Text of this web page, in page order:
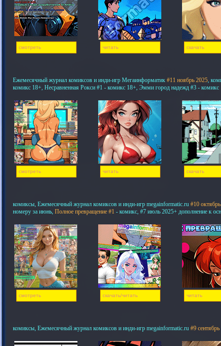
смотреть читать скачать
Ежемесячный журнал комиксов и инди-игр Мегаинформатик #11 ноябрь 2025,
комикс 18+, Несравненная Рокси #1 - комикс 18+, Эмми город надежд #3 - комикс
смотреть читать скачать
комиксы, Ежемесячный журнал комиксов и инди-игр megainformatic.ru #10
номеру за июнь, Полное превращение #1 - комикс, #7 июль 2025+ дополнение к
смотреть скачать/читать читать
комиксы, Ежемесячный журнал комиксов и инди-игр megainformatic.ru #9